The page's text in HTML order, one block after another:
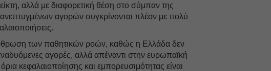
αλλά με διαφορετική θέση στο σύμπαν της
αγορών συγκρίνονται πλέον με πολύ
των παθητικών ροών, καθώς η Ελλάδα δεν
αγορές, αλλά απέναντι στην ευρωπαϊκή
κεφαλαιοποίησης και εμπορευσιμότητας είναι